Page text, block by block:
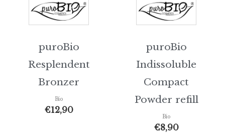
puroBio
Resplendent
Bronzer
Bio
€12,90
puroBio
Indissoluble
Compact
Powder refill
Bio
€8,90